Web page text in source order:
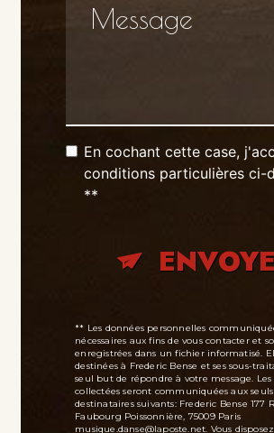
En cochant cette case,
conditions particulières ci-
**
** Les données personnelles
nécessaires aux fins de vous contacter et
enregistrées dans un fichier informatisé.
destinées à Frederic Bense et ses sous-
seul but de répondre à votre message. Les
collectées seront communiquées aux seuls
destinataires suivants: Frederic Bense 177
Faubourg Poissonnière, 75009 Paris
musique.danse@laposte.net. Vous